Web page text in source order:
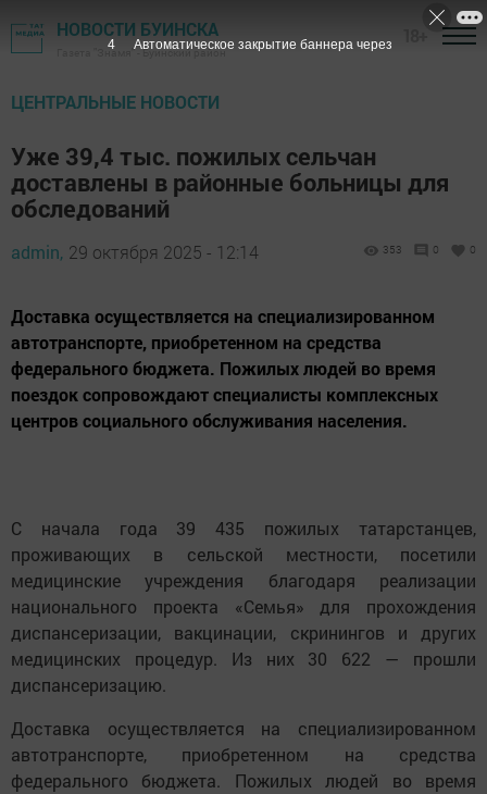
НОВОСТИ БУИНСКА
Газета "Знамя" - Буинский район
ЦЕНТРАЛЬНЫЕ НОВОСТИ
Уже 39,4 тыс. пожилых сельчан
доставлены в районные больницы для
обследований
admin, 29 октября 2025 - 12:14 353 0 0
Доставка осуществляется на специализированном
автотранспорте, приобретенном на средства
федерального бюджета. Пожилых людей во время
поездок сопровождают специалисты комплексных
центров социального обслуживания населения.
С начала года 39 435 пожилых татарстанцев,
проживающих в сельской местности, посетили
медицинские учреждения благодаря реализации
национального проекта «Семья» для прохождения
диспансеризации, вакцинации, скринингов и других
медицинских процедур. Из них 30 622 — прошли
диспансеризацию.
Доставка осуществляется на специализированном
автотранспорте, приобретенном на средства
федерального бюджета. Пожилых людей во время
3 Автоматическое закрытие баннера через